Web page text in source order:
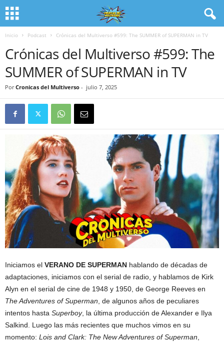
Inicio Podcast Crónicas del Multiverso #599: The SUMMER of SUPERMAN in TV
Crónicas del Multiverso #599: The
SUMMER of SUPERMAN in TV
Por Cronicas del Multiverso - julio 7, 2025
Iniciamos el VERANO DE SUPERMAN hablando de décadas de
adaptaciones, iniciamos con el serial de radio, y hablamos de Kirk
Alyn en el serial de cine de 1948 y 1950, de George Reeves en
The Adventures of Superman , de algunos años de peculiares
intentos hasta Superboy, la última producción de Alexander e Ilya
Salkind. Luego las más recientes que muchos vimos en su
momento: Lois and Clark: The New Adventures of Superman